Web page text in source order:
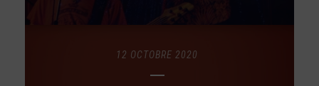
12 OCTOBRE 2020